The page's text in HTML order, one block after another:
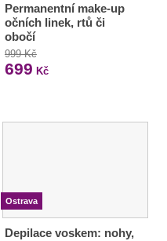
Permanentní make-up
očních linek, rtů či
obočí
999 Kč
699 Kč
Ostrava
Depilace voskem: nohy,